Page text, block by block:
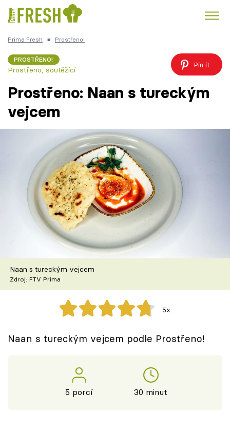
Česká kuchyně
Recepty
Články
TV Program
Škola vaření
Recepty z TV
Speciál: Cuketa
Těhotnej kuchař
Sledujte prima+
Prima Fresh ■ Prostřeno!
PROSTŘENO!
Prostřeno, soutěžící
Pin it
Prostřeno: Naan s tureckým
vejcem
Naan s tureckým vejcem
Zdroj: FTV Prima
5x
Naan s tureckým vejcem podle Prostřeno!
5 porcí 30 minut